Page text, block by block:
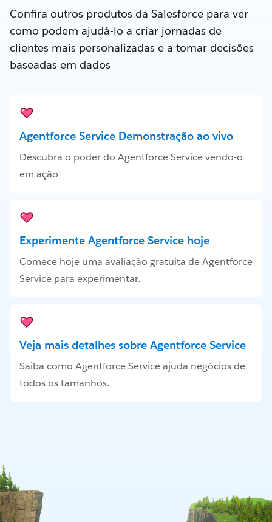
Confira outros produtos da Salesforce para ver
como podem ajudá-lo a criar jornadas de
clientes mais personalizadas e a tomar decisões
baseadas em dados
Agentforce Service Demonstração ao vivo
Descubra o poder do Agentforce Service vendo-o
em ação
Experimente Agentforce Service hoje
Comece hoje uma avaliação gratuita de Agentforce
Service para experimentar.
Veja mais detalhes sobre Agentforce Service
Saiba como Agentforce Service ajuda negócios de
todos os tamanhos.